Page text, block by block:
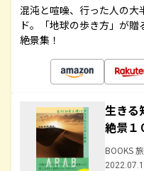
混沌と喧噪、行った人の大
ド。「地球の歩き方」が
絶景集！
生きる
絶景１
BOOKS